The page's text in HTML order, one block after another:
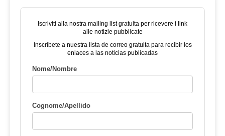
Iscriviti alla nostra mailing list gratuita per ricevere i link
alle notizie pubblicate
Inscríbete a nuestra lista de correo gratuita para recibir los
enlaces a las noticias publicadas
Nome/Nombre
Cognome/Apellido